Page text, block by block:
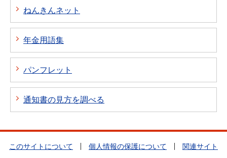
ねんきんネット
年金用語集
パンフレット
通知書の見方を調べる
このサイトについて 個人情報の保護について 関連サイト